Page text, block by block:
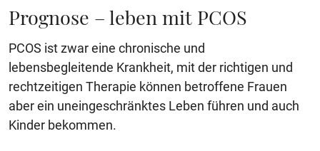
Prognose – leben mit PCOS
PCOS ist zwar eine chronische und
lebensbegleitende Krankheit, mit der richtigen und
rechtzeitigen Therapie können betroffene Frauen
aber ein uneingeschränktes Leben führen und auch
Kinder bekommen.